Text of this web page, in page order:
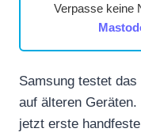
Verpasse keine
Samsung testet
auf älteren
jetzt erste